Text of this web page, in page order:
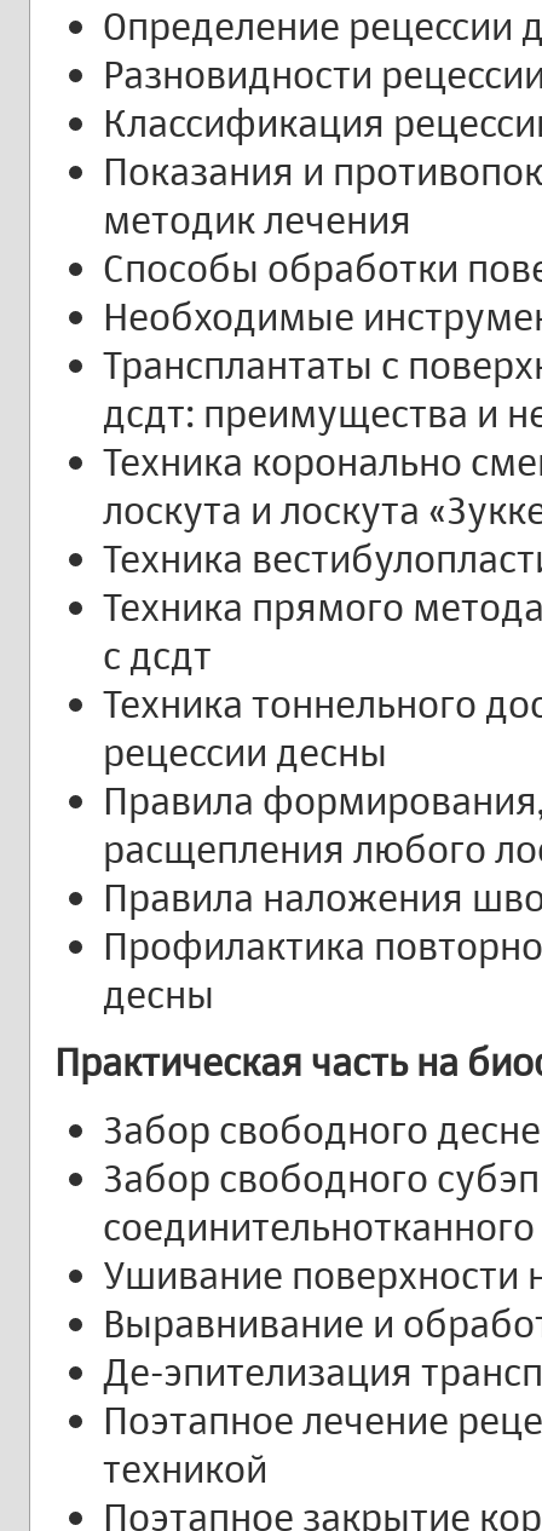
Определение рецессии
Разновидности
Классификация
Показания и
методик лечения
Способы обработки
Необходимые
Трансплантаты с
дсдт: преимущества и
Техника коронально
лоскута и лоскута
Техника
Техника прямого
с дсдт
Техника тоннельного
рецессии десны
Правила
расщепления любого
Правила наложения
Профилактика
десны
Практическая часть на
Забор свободного
Забор свободного
Ушивание поверхности
Выравнивание и
Де-эпителизация
Поэтапное лечение
техникой
Поэтапное закрытие